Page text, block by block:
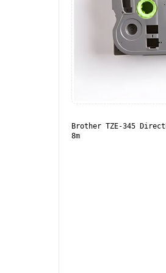
Brother TZE-345
8m